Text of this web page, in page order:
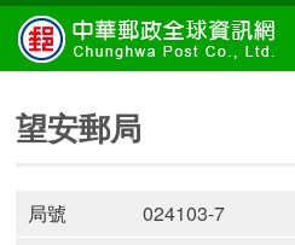
望安郵局
局號
024103-7